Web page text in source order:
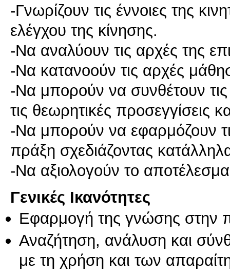
-Γνωρίζουν τις έννοιες της
ελέγχου της κίνησης.
-Να αναλύουν τις αρχές της
-Να κατανοούν τις αρχές
-Να μπορούν να συνθέτουν
τις θεωρητικές
-Να μπορούν να εφαρμόζουν
πράξη σχεδιάζοντας
Γενικές Ικανότητες
Εφαρμογή της γνώσης στην
Αναζήτηση, ανάλυση και
με τη χρήση και των